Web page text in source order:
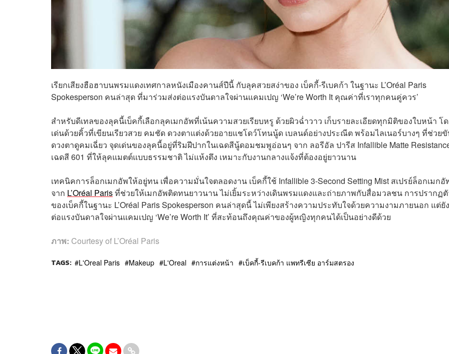
เรียกเสียงฮือฮาบนพรมแดงเทศกาลหนังเมืองคานส์ปีนี้ กับลุคสวยสง่าของ เบ็คกี้-รีเบคก้า ในฐานะ L’Oréal Paris
Spokesperson คนล่าสุด ที่มาร่วมส่งต่อแรงบันดาลใจผ่านแคมเปญ ‘We’re Worth It คุณค่าที่เราทุกคนคู่ควร’
สำหรับดีเทลของลุคนี้เบ็คกี้เลือกลุคเมกอัพที่เน้นความสวยเรียบหรู ด้วยผิวฉ่ำวาว เก็บรายละเอียดทุกมิติของใบหน้า โ
เด่นด้วยคิ้วที่เขียนเรียวสวย คมชัด ดวงตาแต่งด้วยอายแชโดว์โทนนู้ด เบลนด์อย่างประณีต พร้อมไลเนอร์บางๆ ที่ช่วย
ดวงตาดูคมเฉี่ยว จุดเด่นของลุคนี้อยู่ที่ริมฝีปากในเฉดสีนู้ดอมชมพูอ่อนๆ จาก ลอรีอัล ปารีส Infallible Matte
เฉดสี 601 ที่ให้ลุคแมตต์แบบธรรมชาติ ไม่แห้งตึง เหมาะกับงานกลางแจ้งที่ต้องอยู่ยาวนาน
เทคนิคการล็อกเมกอัพให้อยู่ทน เพื่อความมั่นใจตลอดงาน เบ็คกี้ใช้ Infallible 3-Second Setting Mist สเปรย์ล็อกเมกอั
จาก L’Oréal Parisที่ช่วยให้เมกอัพติดทนยาวนาน ไม่เยิ้มระหว่างเดินพรมแดงและถ่ายภาพกับสื่อมวลชน การปรากฏ
ของเบ็คกี้ในฐานะ L’Oréal Paris Spokesperson คนล่าสุดนี้ ไม่เพียงสร้างความประทับใจด้วยความงามภายนอก แต่ยั
ต่อแรงบันดาลใจผ่านแคมเปญ ‘We’re Worth It’ ที่สะท้อนถึงคุณค่าของผู้หญิงทุกคนได้เป็นอย่างดีด้วย
ภาพ: Courtesy of L’Oréal Paris
TAGS: L'Oreal Paris Makeup L'Oreal การแต่งหน้า เบ็คกี้-รีเบคก้า แพทรีเซีย อาร์มสตรอง